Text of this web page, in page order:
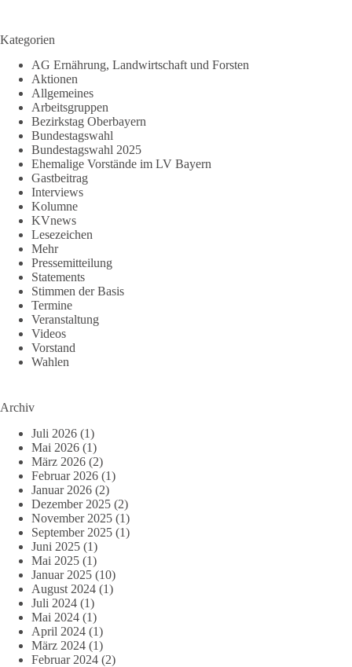
Kategorien
AG Ernährung, Landwirtschaft und Forsten
Aktionen
Allgemeines
Arbeitsgruppen
Bezirkstag Oberbayern
Bundestagswahl
Bundestagswahl 2025
Ehemalige Vorstände im LV Bayern
Gastbeitrag
Interviews
Kolumne
KVnews
Lesezeichen
Mehr
Pressemitteilung
Statements
Stimmen der Basis
Termine
Veranstaltung
Videos
Vorstand
Wahlen
Archiv
Juli 2026 (1)
Mai 2026 (1)
März 2026 (2)
Februar 2026 (1)
Januar 2026 (2)
Dezember 2025 (2)
November 2025 (1)
September 2025 (1)
Juni 2025 (1)
Mai 2025 (1)
Januar 2025 (10)
August 2024 (1)
Juli 2024 (1)
Mai 2024 (1)
April 2024 (1)
März 2024 (1)
Februar 2024 (2)